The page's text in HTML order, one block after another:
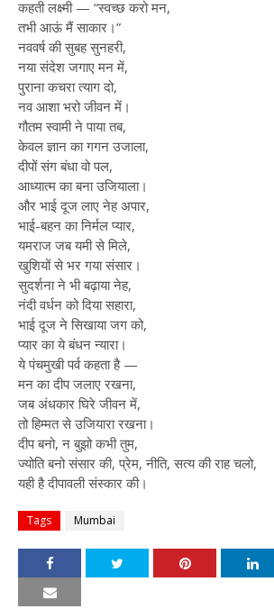
कहती लक्ष्मी — “स्वच्छ करो मन,
तभी आऊं मैं साकार।”
नववर्ष की सुबह सुनहरी,
नया संदेश जगाए मन में,
पुराना कचरा त्याग दो,
नव आशा भरो जीवन में।
गौतम स्वामी ने पाया तब,
केवल ज्ञान का गगन उजाला,
दीपों संग बंधा वो पल,
आध्यात्म का बना उजियाला।
और भाई दूज लाए नेह अपार,
भाई-बहन का निर्मल प्यार,
यमराज जब यमी से मिले,
खुशियों से भर गया संसार।
सुदर्शना ने भी बढ़ाया नेह,
नंदी वर्धन को दिया सहारा,
भाई दूज ने सिखाया जग को,
प्यार का ये बंधन न्यारा।
ये पंचमुखी पर्व कहता है —
मन का दीप जलाए रखना,
जब अंधकार घिरे जीवन में,
तो हिम्मत से उजियारा रखना।
दीप बनो, न बुझो कभी तुम,
ज्योति बनो संसार की, प्रेम, नीति, सत्य की राह चलो,
यही है दीपावली संस्कार की।
Tags Mumbai